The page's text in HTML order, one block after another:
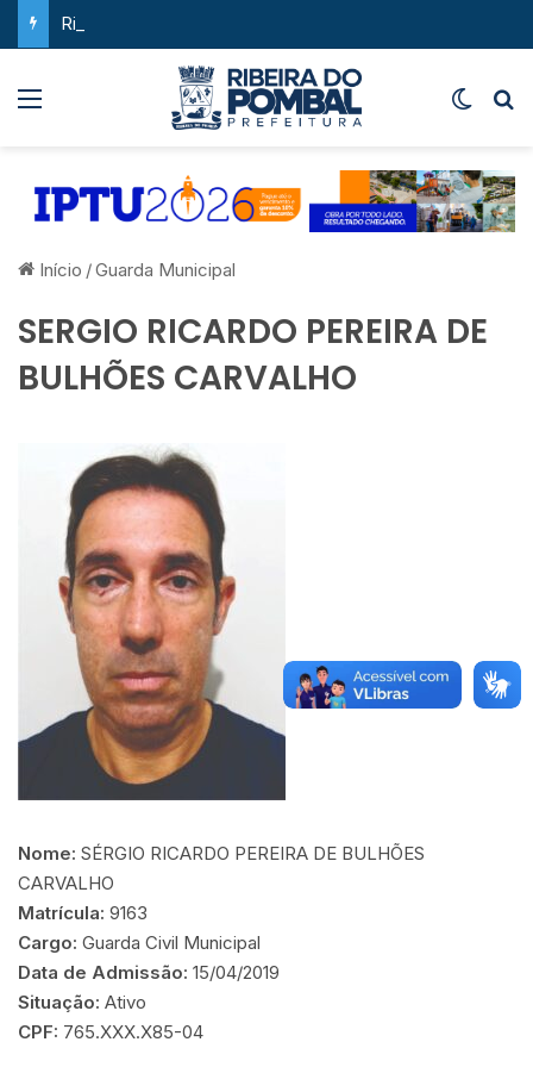
Início /Guarda Municipal
SERGIO RICARDO PEREIRA DE
BULHÕES CARVALHO
Nome: SÉRGIO RICARDO PEREIRA DE BULHÕES
CARVALHO
Matrícula: 9163
Cargo: Guarda Civil Municipal
Data de Admissão: 15/04/2019
Situação: Ativo
CPF: 765.XXX.X85-04